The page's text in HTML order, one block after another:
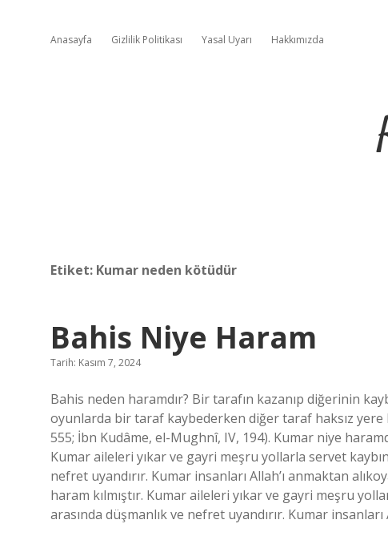
Anasayfa Gizlilik Politikası Yasal Uyarı Hakkımızda
Etiket: Kumar neden kötüdür
Bahis Niye Haram
Tarih: Kasım 7, 2024
Bahis neden haramdır? Bir tarafın kazanıp diğerinin
oyunlarda bir taraf kaybederken diğer taraf haksız yere
555; İbn Kudâme, el-Mughnî, IV, 194). Kumar niye
Kumar aileleri yıkar ve gayri meşru yollarla servet
nefret uyandırır. Kumar insanları Allah’ı anmaktan
haram kılmıştır. Kumar aileleri yıkar ve gayri meşru
arasında düşmanlık ve nefret uyandırır. Kumar insanları